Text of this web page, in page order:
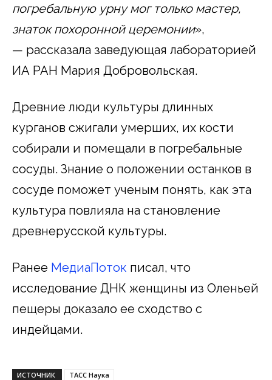
погребальную урну мог только мастер,
знаток похоронной церемонии»,
— рассказала заведующая лабораторией
ИА РАН Мария Добровольская.
Древние люди культуры длинных
курганов сжигали умерших, их кости
собирали и помещали в погребальные
сосуды. Знание о положении останков в
сосуде поможет ученым понять, как эта
культура повлияла на становление
древнерусской культуры.
Ранее МедиаПоток писал, что
исследование ДНК женщины из Оленьей
пещеры доказало ее сходство с
индейцами.
ИСТОЧНИК ТАСС Наука